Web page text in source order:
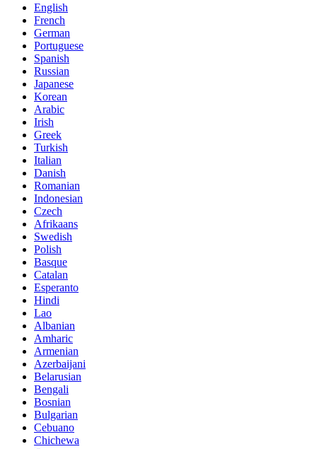
English
French
German
Portuguese
Spanish
Russian
Japanese
Korean
Arabic
Irish
Greek
Turkish
Italian
Danish
Romanian
Indonesian
Czech
Afrikaans
Swedish
Polish
Basque
Catalan
Esperanto
Hindi
Lao
Albanian
Amharic
Armenian
Azerbaijani
Belarusian
Bengali
Bosnian
Bulgarian
Cebuano
Chichewa